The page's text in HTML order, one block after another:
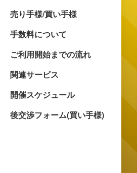
売り手様/買い手様
手数料について
ご利用開始までの流れ
関連サービス
開催スケジュール
後交渉フォーム(買い手様)